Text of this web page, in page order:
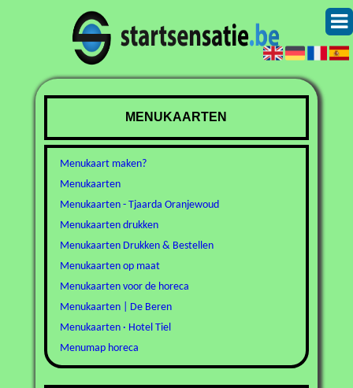
MENUKAARTEN
Menukaart maken?
Menukaarten
Menukaarten - Tjaarda Oranjewoud
Menukaarten drukken
Menukaarten Drukken & Bestellen
Menukaarten op maat
Menukaarten voor de horeca
Menukaarten | De Beren
Menukaarten · Hotel Tiel
Menumap horeca